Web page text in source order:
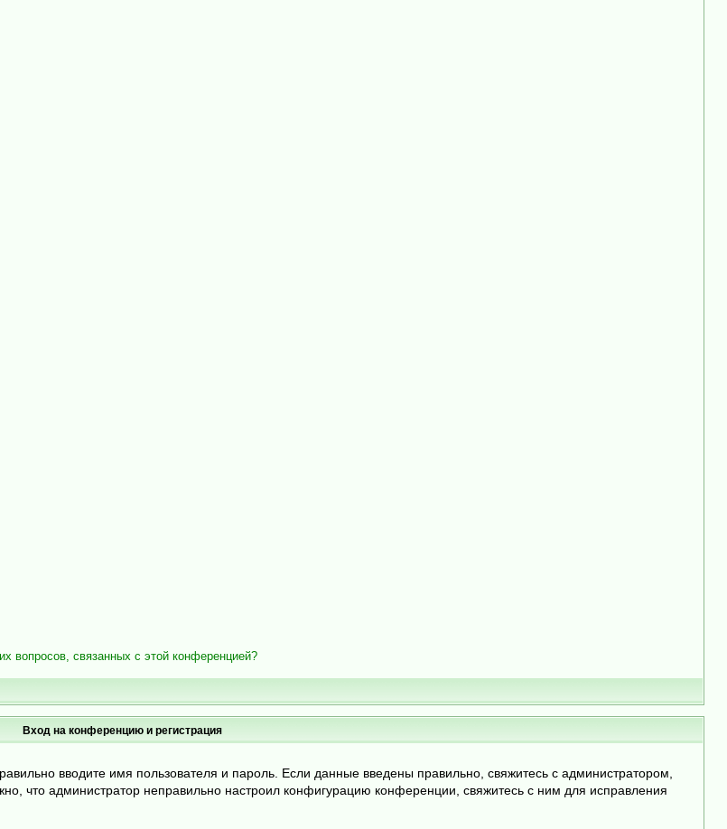
вопросов, связанных с этой конференцией?
Вход на конференцию и регистрация
вводите имя пользователя и пароль. Если данные введены правильно, свяжитесь с администратором,
что администратор неправильно настроил конфигурацию конференции, свяжитесь с ним для исправления